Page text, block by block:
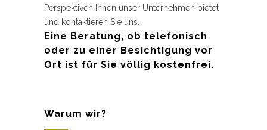
Perspektiven Ihnen unser Unternehmen bietet
und kontaktieren Sie uns.
Eine Beratung, ob telefonisch
oder zu einer Besichtigung vor
Ort ist für Sie völlig kostenfrei.
Warum wir?